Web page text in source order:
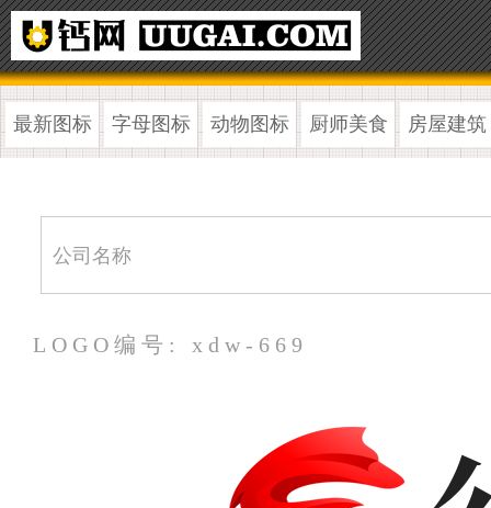
最新图标 字母图标 动物图标 厨师美食 房屋建筑
LOGO编号: xdw-669